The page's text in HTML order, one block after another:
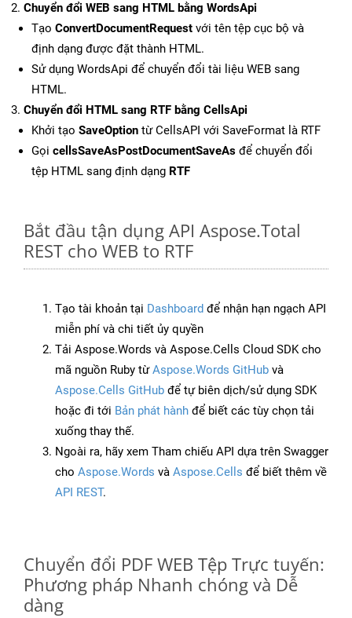
Chuyển đổi WEB sang HTML bằng WordsApi
Tạo ConvertDocumentRequest với tên tệp cục bộ và
định dạng được đặt thành HTML.
Sử dụng WordsApi để chuyển đổi tài liệu WEB sang
HTML.
Chuyển đổi HTML sang RTF bằng CellsApi
Khởi tạo SaveOption từ CellsAPI với SaveFormat là RTF
Gọi cellsSaveAsPostDocumentSaveAs để chuyển đổi
tệp HTML sang định dạng RTF
Bắt đầu tận dụng API Aspose.Total
REST cho WEB to RTF
Tạo tài khoản tại Dashboard để nhận hạn ngạch API
miễn phí và chi tiết ủy quyền
Tải Aspose.Words và Aspose.Cells Cloud SDK cho
mã nguồn Ruby từAspose.Words GitHub và
Aspose.Cells GitHub để tự biên dịch/sử dụng SDK
hoặc đi tới Bản phát hành để biết các tùy chọn tải
xuống thay thế.
Ngoài ra, hãy xem Tham chiếu API dựa trên Swagger
cho Aspose.Words và Aspose.Cells để biết thêm về
API REST.
Chuyển đổi PDF WEB Tệp Trực tuyến:
Phương pháp Nhanh chóng và Dễ
dàng